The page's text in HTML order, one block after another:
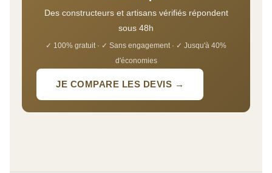
Des constructeurs et artisans vérifiés répondent
sous 48h
✓ 100% gratuit · ✓ Sans engagement · ✓ Jusqu'à 40%
d'économies
JE COMPARE LES DEVIS →